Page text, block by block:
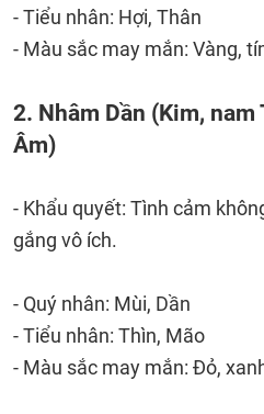
- Tiểu nhân: Hợi, Thân
- Màu sắc may mắn: Vàng,
2. Nhâm Dần (Kim,
Âm)
- Khẩu quyết: Tình cảm
gắng vô ích.
- Quý nhân: Mùi, Dần
- Tiểu nhân: Thìn, Mão
- Màu sắc may mắn: Đỏ,